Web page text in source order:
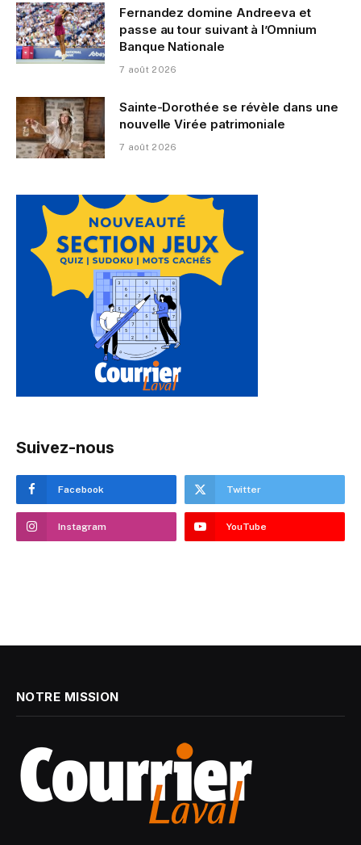
Fernandez domine Andreeva et
passe au tour suivant à l’Omnium
Banque Nationale
7 août 2026
Sainte-Dorothée se révèle dans une
nouvelle Virée patrimoniale
7 août 2026
Suivez-nous
Facebook Twitter
Instagram YouTube
NOTRE MISSION